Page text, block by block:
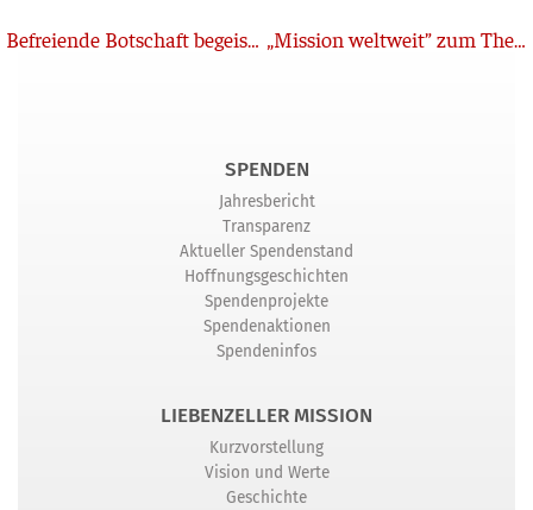
Zurück Befreiende Botschaft begeistert „Mission weltweit” zum Thema Humor
SPENDEN
Jahresbericht
Transparenz
Aktueller Spendenstand
Hoffnungsgeschichten
Spendenprojekte
Spendenaktionen
Spendeninfos
LIEBENZELLER MISSION
Kurzvorstellung
Vision und Werte
Geschichte